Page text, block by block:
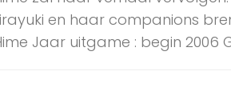
en haar companions
Jaar uitgame : begin 2006